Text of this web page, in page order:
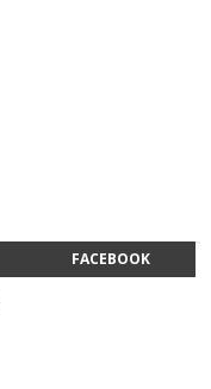
FACEBOOK